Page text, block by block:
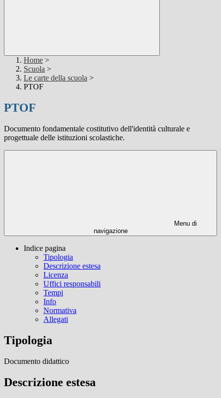
Home >
Scuola >
Le carte della scuola >
PTOF
PTOF
Documento fondamentale costitutivo dell'identità culturale e
progettuale delle istituzioni scolastiche.
Menu di
navigazione
Indice pagina
Tipologia
Descrizione estesa
Licenza
Uffici responsabili
Tempi
Info
Normativa
Allegati
Tipologia
Documento didattico
Descrizione estesa